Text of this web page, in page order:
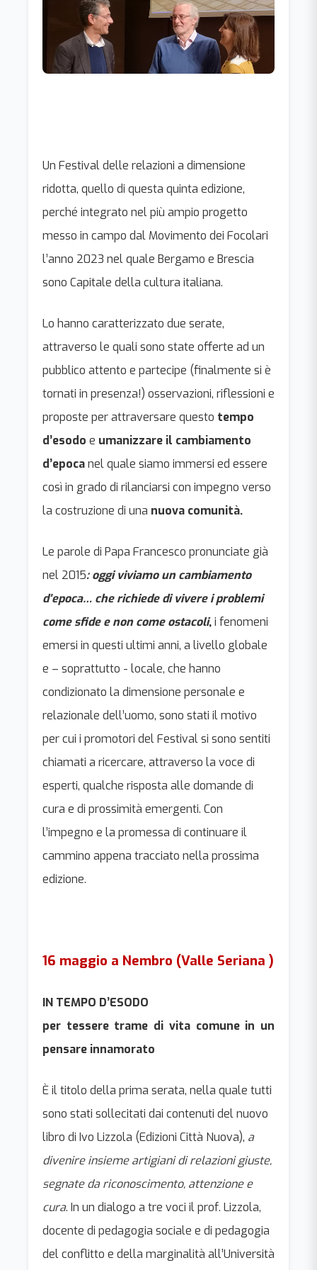
Un Festival delle relazioni a dimensione
ridotta, quello di questa quinta edizione,
perché integrato nel più ampio progetto
messo in campo dal Movimento dei Focolari
l’anno 2023 nel quale Bergamo e Brescia
sono Capitale della cultura italiana.
Lo hanno caratterizzato due serate,
attraverso le quali sono state offerte ad un
pubblico attento e partecipe (finalmente si è
tornati in presenza!) osservazioni, riflessioni e
proposte per attraversare questo tempo
d’esodo e umanizzare il cambiamento
d’epocanel quale siamo immersi ed essere
così in grado di rilanciarsi con impegno verso
la costruzione di una nuova comunità.
Le parole di Papa Francesco pronunciate già
nel 2015: oggi viviamo un cambiamento
d’epoca… che richiede di vivere i problemi
come sfide e non come ostacoli,i fenomeni
emersi in questi ultimi anni, a livello globale
e – soprattutto - locale, che hanno
condizionato la dimensione personale e
relazionale dell’uomo, sono stati il motivo
per cui i promotori del Festival si sono sentiti
chiamati a ricercare, attraverso la voce di
esperti, qualche risposta alle domande di
cura e di prossimità emergenti. Con
l’impegno e la promessa di continuare il
cammino appena tracciato nella prossima
edizione.
16 maggio a Nembro (Valle Seriana )
IN TEMPO D’ESODO
per tessere trame di vita comune in un
pensare innamorato
È il titolo della prima serata, nella quale tutti
sono stati sollecitati dai contenuti del nuovo
libro di Ivo Lizzola (Edizioni Città Nuova), a
divenire insieme artigiani di relazioni giuste,
segnate da riconoscimento, attenzione e
cura. In un dialogo a tre voci il prof. Lizzola,
docente di pedagogia sociale e di pedagogia
del conflitto e della marginalità all’Università